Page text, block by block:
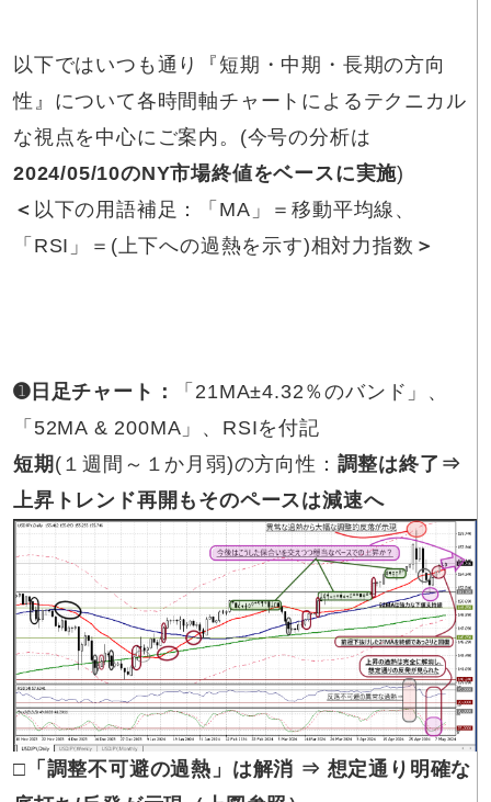
以下ではいつも通り『短期・中期・長期の方向
性』について各時間軸チャートによるテクニカル
な視点を中心にご案内。(今号の分析は
2024/05/10のNY市場終値をベースに実施)
＜ 以下の用語補足：「MA」＝移動平均線、
「RSI」＝(上下への過熱を示す)相対力指数 ＞
➊日足チャート：
「21MA±4.32％のバンド」、
「52MA & 200MA」、RSIを付記
短期 (１週間～１か月弱)の方向性： 調整は終了⇒
上昇トレンド再開もそのペースは減速へ
□「調整不可避の過熱」は解消 ⇒ 想定通り明確な